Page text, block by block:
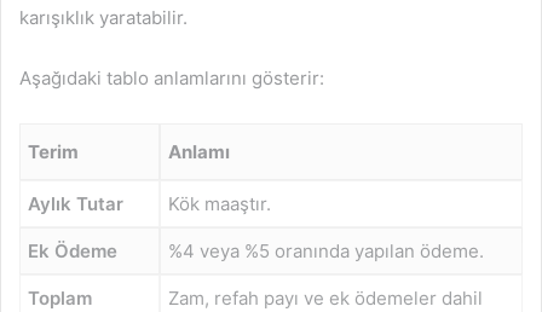
karışıklık yaratabilir.
Aşağıdaki tablo anlamlarını gösterir:
Terim Anlamı
Aylık Tutar Kök maaştır.
Ek Ödeme %4 veya %5 oranında yapılan ödeme.
Toplam
Zam, refah payı ve ek ödemeler dahil